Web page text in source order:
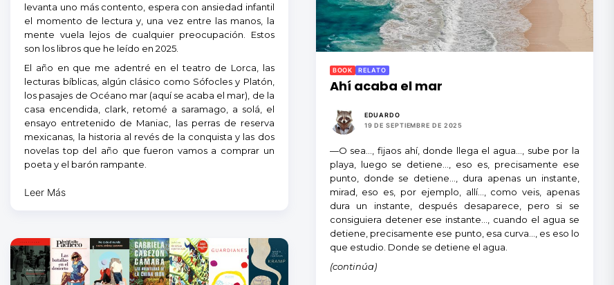
levanta uno más contento, espera con ansiedad infantil
el momento de lectura y, una vez entre las manos, la
mente vuela lejos de cualquier preocupación. Estos
son los libros que he leído en 2025.
El año en que me adentré en el teatro de Lorca, las
lecturas bíblicas, algún clásico como Sófocles y Platón,
los pasajes de Océano mar (aquí se acaba el mar), de la
casa encendida, clark, retomé a saramago, a solá, el
ensayo entretenido de Maniac, las perras de reserva
mexicanas, la historia al revés de la conquista y las dos
novelas top del año que fueron vamos a comprar un
poeta y el barón rampante.
Leer Más
BOOK RELATO
Ahí acaba el mar
EDUARDO
19 DE SEPTIEMBRE DE 2025
—O sea…, fijaos ahí, donde llega el agua…, sube por la
playa, luego se detiene…, eso es, precisamente ese
punto, donde se detiene…, dura apenas un instante,
mirad, eso es, por ejemplo, allí…, como veis, apenas
dura un instante, después desaparece, pero si se
consiguiera detener ese instante…, cuando el agua se
detiene, precisamente ese punto, esa curva…, es eso lo
que estudio. Donde se detiene el agua.
(continúa)